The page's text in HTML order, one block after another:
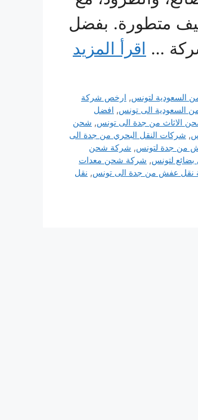
متطورة. بفضل
… اقرأ المزيد
لتونس, ارخص شركة
السعودية الى تونس, افضل
الاثاث من جدة الى تونس, شحن
, شركات النقل البحري من جدة الى
من جدة لتونس, شركة شحن
لتونس, شركة شحن معدات
نقل عفش من جدة الى تونس, نقل